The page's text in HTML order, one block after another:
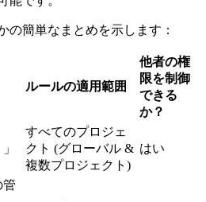
の簡単なまとめを示します：
ルールの適用範囲
他者の権
限を制御
できる
か？
すべてのプロジェ
クト (グローバル &
複数プロジェクト)
はい
管